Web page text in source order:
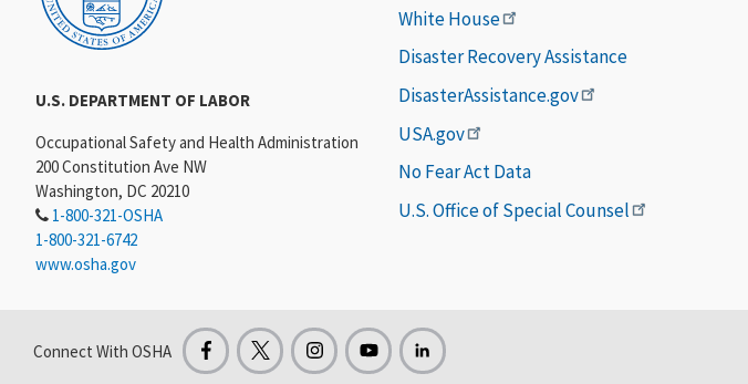
U.S. DEPARTMENT OF LABOR
Occupational Safety and Health Administration
200 Constitution Ave NW
Washington, DC 20210
1-800-321-OSHA
1-800-321-6742
www.osha.gov
White House
Disaster Recovery Assistance
DisasterAssistance.gov
USA.gov
No Fear Act Data
U.S. Office of Special Counsel
Connect With OSHA